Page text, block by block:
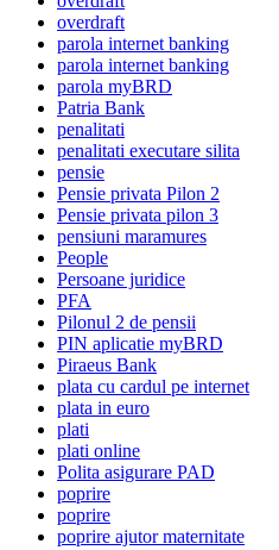
overdraft
parola internet banking
parola internet banking
parola myBRD
Patria Bank
penalitati
penalitati executare silita
pensie
Pensie privata Pilon 2
Pensie privata pilon 3
pensiuni maramures
People
Persoane juridice
PFA
Pilonul 2 de pensii
PIN aplicatie myBRD
Piraeus Bank
plata cu cardul pe internet
plata in euro
plati
plati online
Polita asigurare PAD
poprire
poprire
poprire ajutor maternitate